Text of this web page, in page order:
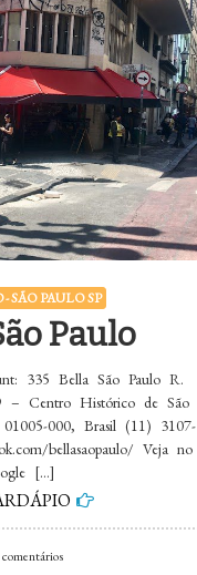
SÃO PAULO SP
Paulo
335 Bella São Paulo R.
– Centro Histórico de São
000, Brasil (11) 3107-
bellasaopaulo/ Veja no
[…]
comentáriosem